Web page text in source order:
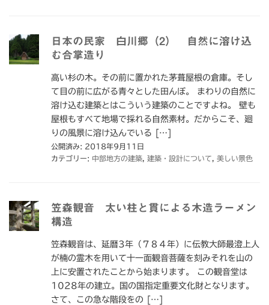
日本の民家 白川郷（2） 自然に溶け込
む合掌造り
高い杉の木。その前に置かれた茅葺屋根の倉庫。そし
て目の前に広がる青々とした田んぼ。 まわりの自然に
溶け込む建築とはこういう建築のことですよね。 壁も
屋根もすべて地場で採れる自然素材。だからこそ、廻
りの風景に溶け込んでいる […]
公開済み: 2018年9月11日
カテゴリー: 中部地方の建築 建築・設計について 美しい景色
笠森観音 太い柱と貫による木造ラーメン
構造
笠森観音は、延暦3年（７８４年）に伝教大師最澄上人
が楠の霊木を用いて十一面観音菩薩を刻みそれを山の
上に安置されたことから始まります。 この観音堂は
1028年の建立。国の国指定重要文化財となります。
さて、この急な階段をの […]